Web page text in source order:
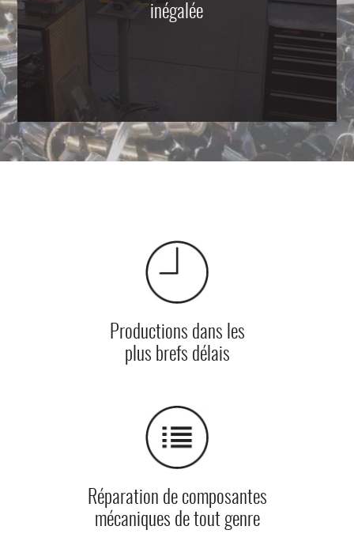
inégalée
Productions dans les
plus brefs délais
Réparation de composantes
mécaniques de tout genre